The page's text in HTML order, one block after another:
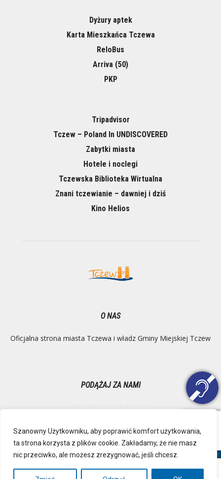
Szanowny Użytkowniku, aby poprawić komfort użytkowania,
ta strona korzysta z plików cookie. Zakładamy, że nie masz
nic przeciwko, ale możesz zrezygnować, jeśli chcesz.
Dyżury aptek
Karta Mieszkańca Tczewa
ReloBus
Arriva (50)
PKP
Tripadvisor
Tczew – Poland In UNDISCOVERED
Zabytki miasta
Hotele i noclegi
Tczewska Biblioteka Wirtualna
Znani tczewianie – dawniej i dziś
Kino Helios
O NAS
Oficjalna strona miasta Tczewa i władz Gminy Miejskiej Tczew
PODĄŻAJ ZA NAMI
Ochrona danych osobowych
Inspektor Danych Osobowych
Polityka Prywatności
Deklaracja dostępności
RSS
Kontakt